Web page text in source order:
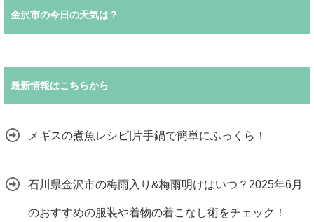
金沢市の今日の天気は？
最新情報はこちらから
メギスの煮魚レシピ|片手鍋で簡単にふっくら！
石川県金沢市の梅雨入り&梅雨明けはいつ？2025年6月
のおすすめの服装や着物の着こなし術をチェック！